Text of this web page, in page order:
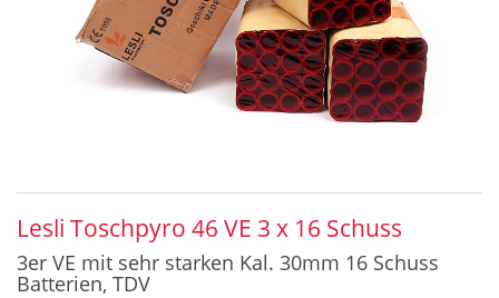
Lesli Toschpyro 46 VE 3 x 16 Schuss
3er VE mit sehr starken Kal. 30mm 16 Schuss
Batterien, TDV